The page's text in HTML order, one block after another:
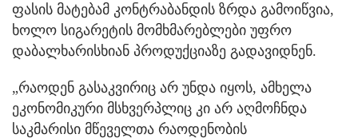
ფასის მატებამ კონტრაბანდის ზრდა გამოიწვია,
ხოლო სიგარეტის მომხმარებლები უფრო
დაბალხარისხიან პროდუქციაზე გადავიდნენ.
„რაოდენ გასაკვირიც არ უნდა იყოს, ამხელა
ეკონომიკური მსხვერპლიც კი არ აღმოჩნდა
საკმარისი მწეველთა რაოდენობის